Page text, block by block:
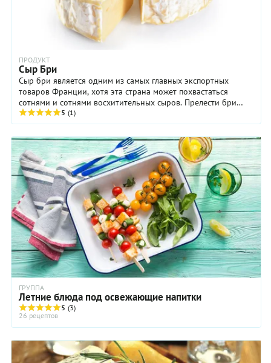
ПРОДУКТ
Сыр Бри
Сыр бри является одним из самых главных экспортных
товаров Франции, хотя эта страна может похвастаться
сотнями и сотнями восхитительных сыров. Прелести бри
очевидны: мягкая белая корка заключает в ...
5 (1)
ГРУППА
Летние блюда под освежающие напитки
5 (3)
26 рецептов